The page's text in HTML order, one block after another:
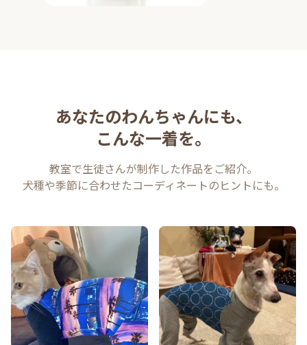
あなたのわんちゃんにも、
こんな一着を。
教室で生徒さんが制作した作品をご紹介。
犬種や季節に合わせたコーディネートのヒントにも。